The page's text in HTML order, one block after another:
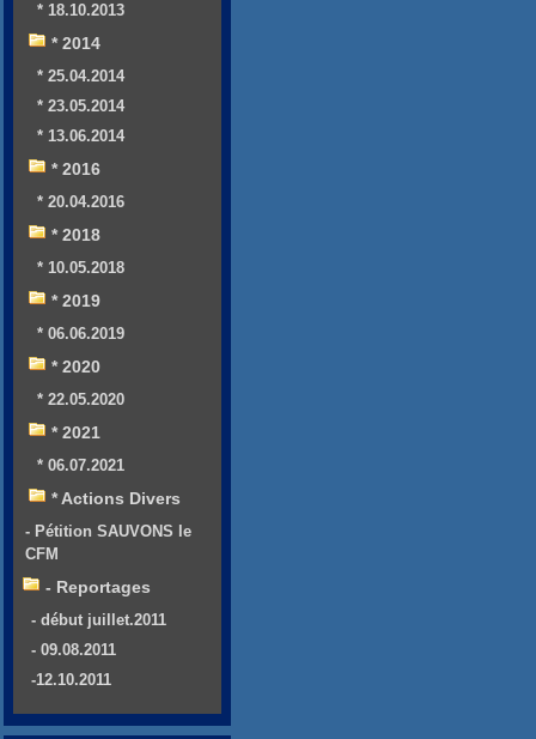
* 18.10.2013
* 2014
* 25.04.2014
* 23.05.2014
* 13.06.2014
* 2016
* 20.04.2016
* 2018
* 10.05.2018
* 2019
* 06.06.2019
* 2020
* 22.05.2020
* 2021
* 06.07.2021
* Actions Divers
- Pétition SAUVONS le
CFM
- Reportages
- début juillet.2011
- 09.08.2011
-12.10.2011